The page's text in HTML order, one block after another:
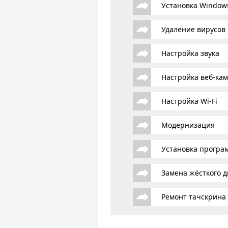
Установка
Удаление вирусов
Настройка звука
Настройка веб-
Настройка Wi-Fi
Модернизация
Установка
Замена жёсткого
Ремонт тачскрина